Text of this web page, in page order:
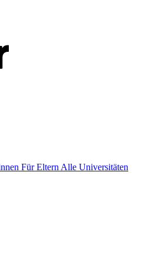
Für Eltern Alle Universitäten